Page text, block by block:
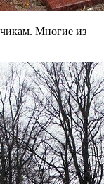
Многие из